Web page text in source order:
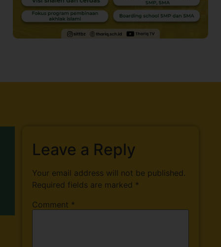
Leave a Reply
Your email address will not be published.
Required fields are marked *
Comment *